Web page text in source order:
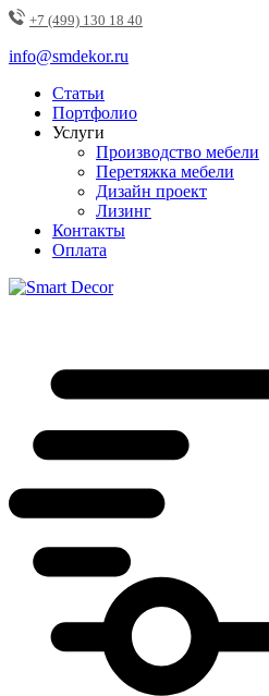
+7 (499) 130 18 40
info@smdekor.ru
Статьи
Портфолио
Услуги
Производство мебели
Перетяжка мебели
Дизайн проект
Лизинг
Контакты
Оплата